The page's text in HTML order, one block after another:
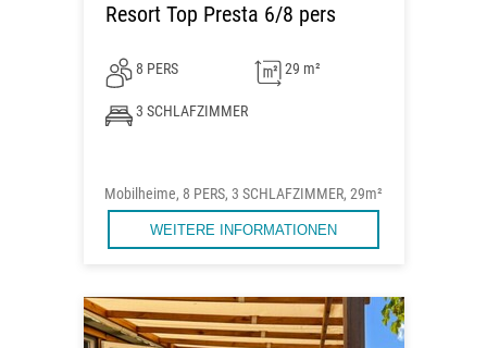
Resort Top Presta 6/8 pers
8 PERS 29 m²
3 SCHLAFZIMMER
Mobilheime, 8 PERS, 3 SCHLAFZIMMER, 29m²
WEITERE INFORMATIONEN